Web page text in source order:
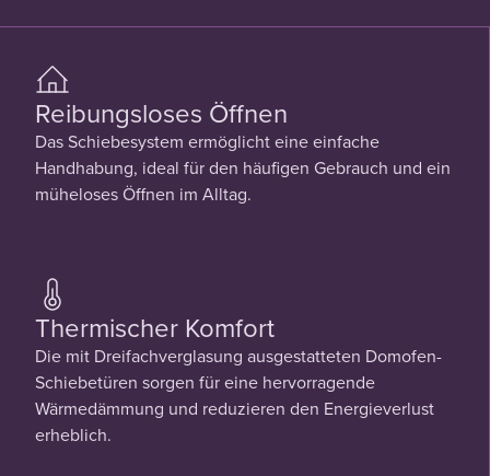
Reibungsloses Öffnen
Das Schiebesystem ermöglicht eine einfache
Handhabung, ideal für den häufigen Gebrauch und ein
müheloses Öffnen im Alltag.
Thermischer Komfort
Die mit Dreifachverglasung ausgestatteten Domofen-
Schiebetüren sorgen für eine hervorragende
Wärmedämmung und reduzieren den Energieverlust
erheblich.